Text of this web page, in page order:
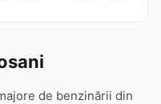
de benzinării din